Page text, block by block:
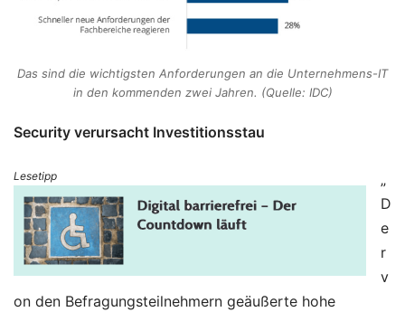
Das sind die wichtigsten Anforderungen an die Unternehmens-IT
in den kommenden zwei Jahren. (Quelle: IDC)
Security verursacht Investitionsstau
Lesetipp
„
D
e
r
v
on den Befragungsteilnehmern geäußerte hohe